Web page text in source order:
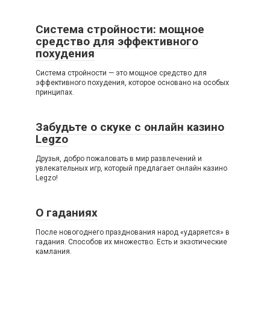
Система стройности: мощное
средство для эффективного
похудения
Система стройности — это мощное средство для
эффективного похудения, которое основано на особых
принципах.
Забудьте о скуке с онлайн казино
Legzo
Друзья, добро пожаловать в мир развлечений и
увлекательных игр, который предлагает онлайн казино
Legzo!
О гаданиях
После новогоднего празднования народ «ударяется» в
гадания. Способов их множество. Есть и экзотические
камлания.